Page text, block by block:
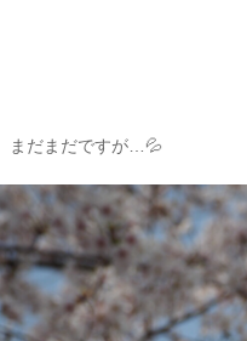
まだまだですが…💦